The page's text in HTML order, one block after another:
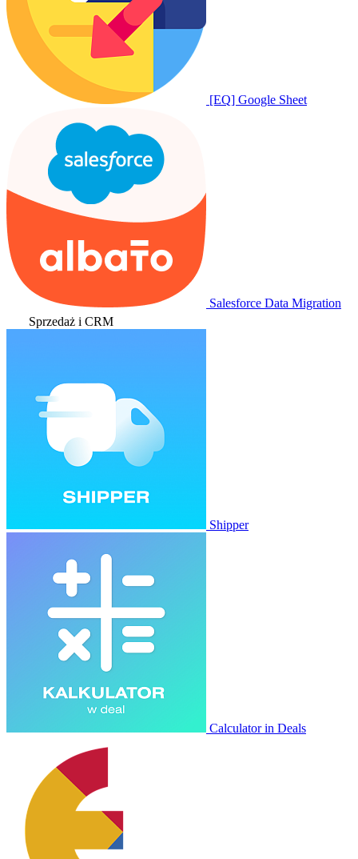
[EQ] Google Sheet
Salesforce Data Migration
Sprzedaż i CRM
Shipper
Calculator in Deals